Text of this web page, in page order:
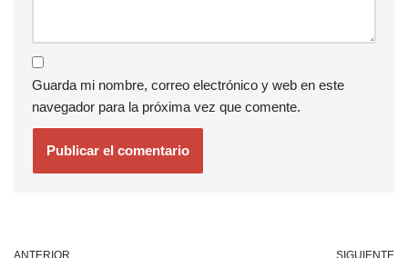
Guarda mi nombre, correo electrónico y web en este
navegador para la próxima vez que comente.
ANTERIOR SIGUIENTE